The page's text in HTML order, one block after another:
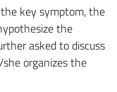
key symptom, the
the
asked to discuss
organizes the